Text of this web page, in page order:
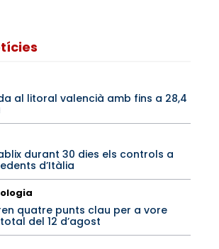
al litoral valencià amb fins a 28,4
durant 30 dies els controls a
d’Itàlia
quatre punts clau per a vore
del 12 d’agost